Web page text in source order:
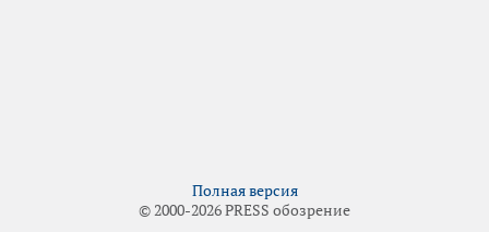
Полная версия
© 2000-2026 PRESS обозрение